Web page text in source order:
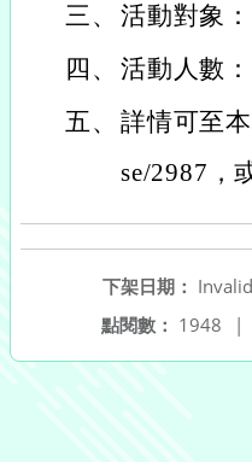
三、 活動對象
四、 活動人數
五、 詳情可至
se/2987，
下架日期：
點閱數： 1948 |